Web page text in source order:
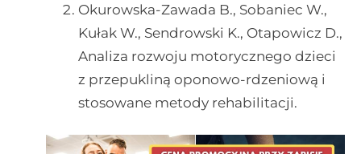
Okurowska-Zawada B., Sobaniec W.,
Kułak W., Sendrowski K., Otapowicz D.,
Analiza rozwoju motorycznego dzieci
z przepukliną oponowo-rdzeniową i
stosowane metody rehabilitacji.